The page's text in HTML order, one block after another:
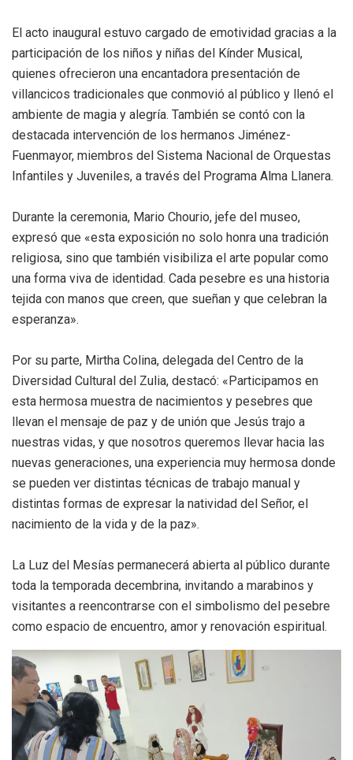
El acto inaugural estuvo cargado de emotividad gracias a la
participación de los niños y niñas del Kínder Musical,
quienes ofrecieron una encantadora presentación de
villancicos tradicionales que conmovió al público y llenó el
ambiente de magia y alegría. También se contó con la
destacada intervención de los hermanos Jiménez-
Fuenmayor, miembros del Sistema Nacional de Orquestas
Infantiles y Juveniles, a través del Programa Alma Llanera.
Durante la ceremonia, Mario Chourio, jefe del museo,
expresó que «esta exposición no solo honra una tradición
religiosa, sino que también visibiliza el arte popular como
una forma viva de identidad. Cada pesebre es una historia
tejida con manos que creen, que sueñan y que celebran la
esperanza».
Por su parte, Mirtha Colina, delegada del Centro de la
Diversidad Cultural del Zulia, destacó: «Participamos en
esta hermosa muestra de nacimientos y pesebres que
llevan el mensaje de paz y de unión que Jesús trajo a
nuestras vidas, y que nosotros queremos llevar hacia las
nuevas generaciones, una experiencia muy hermosa donde
se pueden ver distintas técnicas de trabajo manual y
distintas formas de expresar la natividad del Señor, el
nacimiento de la vida y de la paz».
La Luz del Mesías permanecerá abierta al público durante
toda la temporada decembrina, invitando a marabinos y
visitantes a reencontrarse con el simbolismo del pesebre
como espacio de encuentro, amor y renovación espiritual.